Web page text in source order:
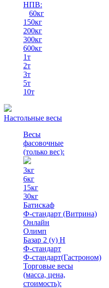
НПВ:
60кг
150кг
200кг
300кг
600кг
1т
2т
3т
5т
10т
Настольные весы
Весы
фасовочные
(только вес):
3кг
6кг
15кг
30кг
Батискаф
Ф-стандарт (Витрина)
Онлайн
Олимп
Базар 2 (у) Н
Ф-стандарт
Ф-стандарт(Гастроном)
Торговые весы
(масса, цена,
стоимость):